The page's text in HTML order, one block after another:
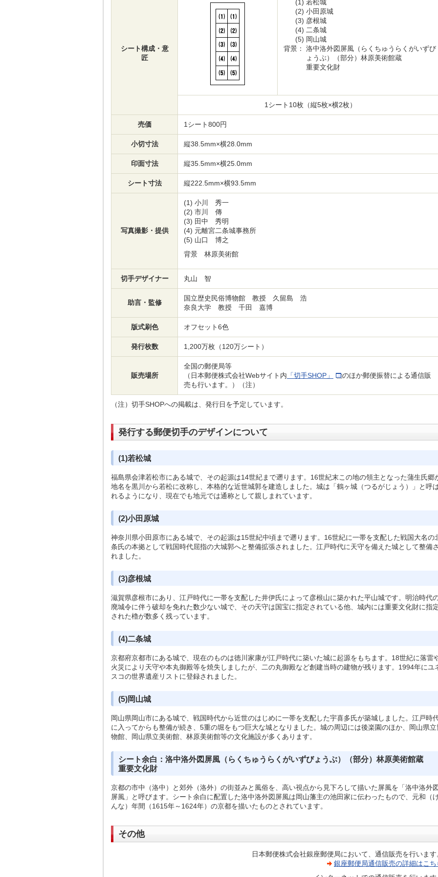
シート構成・意
匠
(1) 若松城
(2) 小田原城
(3) 彦根城
(4) 二条城
(5) 岡山城
背景：
洛中洛外図屏風（らくちゅうらくがいずび
ょうぶ）（部分）林原美術館蔵
重要文化財
1シート10枚（縦5枚×横2枚）
売価 1シート800円
小切寸法 縦38.5mm×横28.0mm
印面寸法 縦35.5mm×横25.0mm
シート寸法 縦222.5mm×横93.5mm
写真撮影・提供
(1) 小川 秀一
(2) 市川 傳
(3) 田中 秀明
(4) 元離宮二条城事務所
(5) 山口 博之
背景 林原美術館
切手デザイナー 丸山 智
助言・監修
国立歴史民俗博物館 教授 久留島 浩
奈良大学 教授 千田 嘉博
版式刷色 オフセット6色
発行枚数 1,200万枚（120万シート）
販売場所
全国の郵便局等
（日本郵便株式会社Webサイト内 「切手SHOP」
のほか郵便振替による通信販
売も行います。）（注）
（注）切手SHOPへの掲載は、発行日を予定しています。
発行する郵便切手のデザインについて
(1)若松城
福島県会津若松市にある城で、その起源は14世紀まで遡ります。16世紀末この地の領主となった蒲生氏郷
地名を黒川から若松に改称し、本格的な近世城郭を建造しました。城は「鶴ヶ城（つるがじょう）」と呼
れるようになり、現在でも地元では通称として親しまれています。
(2)小田原城
神奈川県小田原市にある城で、その起源は15世紀中頃まで遡ります。16世紀に一帯を支配した戦国大名の
条氏の本拠として戦国時代屈指の大城郭へと整備拡張されました。江戸時代に天守を備えた城として整備さ
れました。
(3)彦根城
滋賀県彦根市にあり、江戸時代に一帯を支配した井伊氏によって彦根山に築かれた平山城です。明治時代
廃城令に伴う破却を免れた数少ない城で、その天守は国宝に指定されている他、城内には重要文化財に指
された櫓が数多く残っています。
(4)二条城
京都府京都市にある城で、現在のものは徳川家康が江戸時代に築いた城に起源をもちます。18世紀に落雷
火災により天守や本丸御殿等を焼失しましたが、二の丸御殿など創建当時の建物が残ります。1994年にユ
スコの世界遺産リストに登録されました。
(5)岡山城
岡山県岡山市にある城で、戦国時代から近世のはじめに一帯を支配した宇喜多氏が築城しました。江戸時
に入ってからも整備が続き、5重の堀をもつ巨大な城となりました。城の周辺には後楽園のほか、岡山県立
物館、岡山県立美術館、林原美術館等の文化施設が多くあります。
シート余白：洛中洛外図屏風（らくちゅうらくがいずびょうぶ）（部分）林原美術館蔵
重要文化財
京都の市中（洛中）と郊外（洛外）の街並みと風俗を、高い視点から見下ろして描いた屏風を「洛中洛外図
屏風」と呼びます。シート余白に配置した洛中洛外図屏風は岡山藩主の池田家に伝わったもので、元和（
んな）年間（1615年～1624年）の京都を描いたものとされています。
その他
日本郵便株式会社銀座郵便局において、通信販売を行います
銀座郵便局通信販売の詳細はこち